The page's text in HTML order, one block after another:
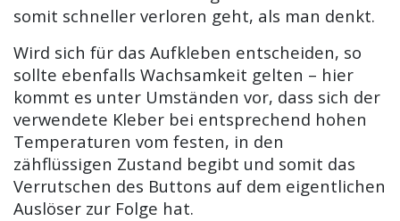
somit schneller verloren geht, als man denkt.
Wird sich für das Aufkleben entscheiden, so
sollte ebenfalls Wachsamkeit gelten – hier
kommt es unter Umständen vor, dass sich der
verwendete Kleber bei entsprechend hohen
Temperaturen vom festen, in den
zähflüssigen Zustand begibt und somit das
Verrutschen des Buttons auf dem eigentlichen
Auslöser zur Folge hat.